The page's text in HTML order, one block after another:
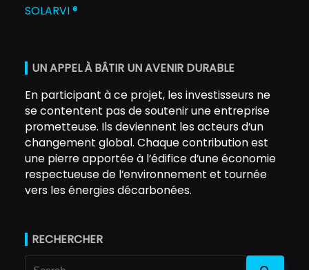
SOLARVI ®
UN APPEL À BÂTIR UN AVENIR DURABLE
En participant à ce projet, les investisseurs ne
se contentent pas de soutenir une entreprise
prometteuse. Ils deviennent les acteurs d’un
changement global. Chaque contribution est
une pierre apportée à l’édifice d’une économie
respectueuse de l’environnement et tournée
vers les énergies décarbonées.
RECHERCHER
Search